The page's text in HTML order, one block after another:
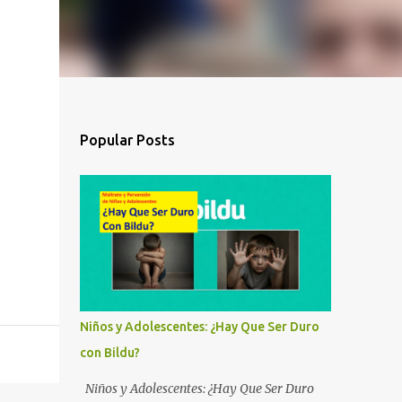
Popular Posts
Niños y Adolescentes: ¿Hay Que Ser Duro
con Bildu?
Niños y Adolescentes: ¿Hay Que Ser Duro